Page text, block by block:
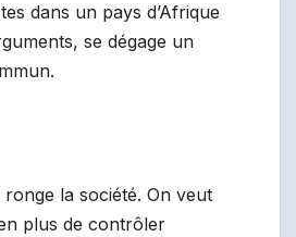
dans un pays d’Afrique
se dégage un
la société. On veut
plus de contrôler